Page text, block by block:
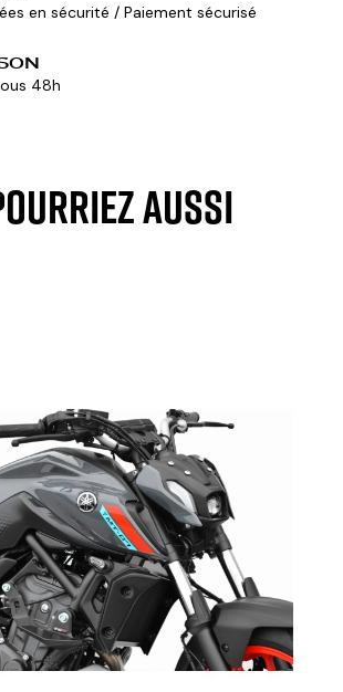
en sécurité / Paiement sécurisé
48h
AUSSI